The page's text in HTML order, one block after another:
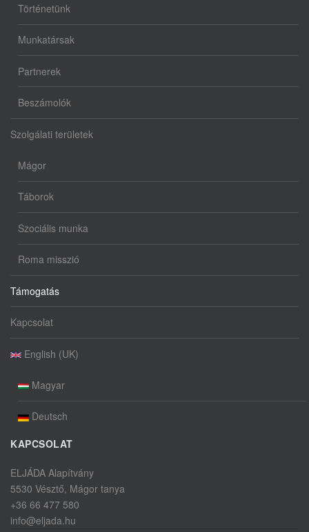
Történetünk
Munkatársak
Partnerek
Beszámolók
Szolgálati területek
Mágor
Táborok
Szociális munka
Roma misszió
Támogatás
Kapcsolat
English (UK)
Magyar
Deutsch
KAPCSOLAT
ELJÁDA Alapítvány
5530 Vésztő, Mágor tanya
+36 66 477 580
info@eljada.hu